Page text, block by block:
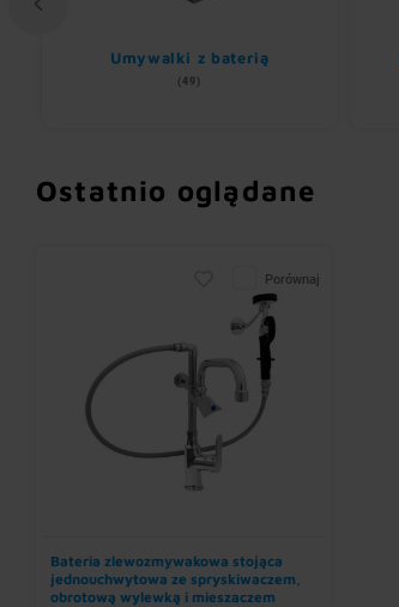
Umywalki z baterią
(49)
Ostatnio oglądane
Porównaj
Bateria zlewozmywakowa stojąca
jednouchwytowa ze spryskiwaczem,
obrotową wylewką i mieszaczem